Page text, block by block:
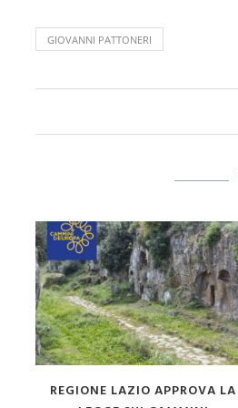
GIOVANNI PATTONERI
CAMMINI D’EUROPA ADERISCE